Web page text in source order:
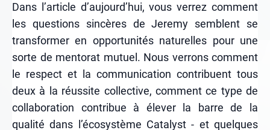
Dans l’article d’aujourd’hui, vous verrez comment
les questions sincères de Jeremy semblent se
transformer en opportunités naturelles pour une
sorte de mentorat mutuel. Nous verrons comment
le respect et la communication contribuent tous
deux à la réussite collective, comment ce type de
collaboration contribue à élever la barre de la
qualité dans l’écosystème Catalyst - et quelques